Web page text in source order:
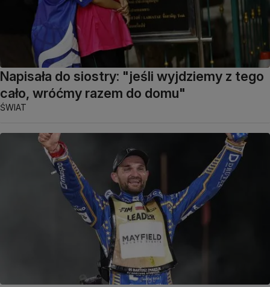
Napisała do siostry: "jeśli wyjdziemy z tego
cało, wróćmy razem do domu"
ŚWIAT